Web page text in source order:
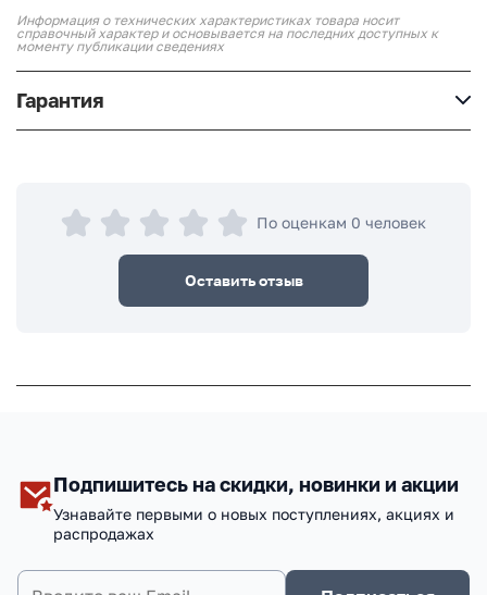
Информация о технических характеристиках товара носит
справочный характер и основывается на последних доступных к
моменту публикации сведениях
Гарантия
По оценкам 0 человек
Оставить отзыв
Подпишитесь на скидки, новинки и акции
Узнавайте первыми о новых поступлениях, акциях и
распродажах